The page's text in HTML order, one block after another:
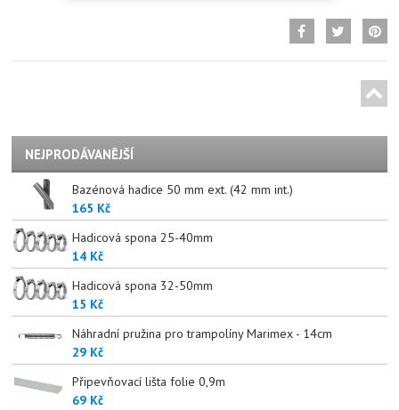
NEJPRODÁVANĚJŠÍ
Bazénová hadice 50 mm ext. (42 mm int.)
165 Kč
Hadicová spona 25-40mm
14 Kč
Hadicová spona 32-50mm
15 Kč
Náhradní pružina pro trampolíny Marimex - 14cm
29 Kč
Připevňovací lišta folie 0,9m
69 Kč